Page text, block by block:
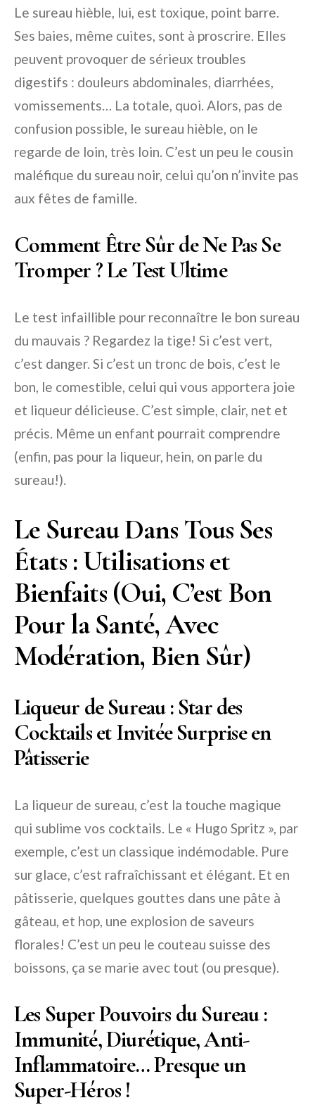
Le sureau hièble, lui, est toxique, point barre.
Ses baies, même cuites, sont à proscrire. Elles
peuvent provoquer de sérieux troubles
digestifs : douleurs abdominales, diarrhées,
vomissements… La totale, quoi. Alors, pas de
confusion possible, le sureau hièble, on le
regarde de loin, très loin. C’est un peu le cousin
maléfique du sureau noir, celui qu’on n’invite pas
aux fêtes de famille.
Comment Être Sûr de Ne Pas Se
Tromper ? Le Test Ultime
Le test infaillible pour reconnaître le bon sureau
du mauvais ? Regardez la tige! Si c’est vert,
c’est danger. Si c’est un tronc de bois, c’est le
bon, le comestible, celui qui vous apportera joie
et liqueur délicieuse. C’est simple, clair, net et
précis. Même un enfant pourrait comprendre
(enfin, pas pour la liqueur, hein, on parle du
sureau!).
Le Sureau Dans Tous Ses
États : Utilisations et
Bienfaits (Oui, C’est Bon
Pour la Santé, Avec
Modération, Bien Sûr)
Liqueur de Sureau : Star des
Cocktails et Invitée Surprise en
Pâtisserie
La liqueur de sureau, c’est la touche magique
qui sublime vos cocktails. Le « Hugo Spritz », par
exemple, c’est un classique indémodable. Pure
sur glace, c’est rafraîchissant et élégant. Et en
pâtisserie, quelques gouttes dans une pâte à
gâteau, et hop, une explosion de saveurs
florales! C’est un peu le couteau suisse des
boissons, ça se marie avec tout (ou presque).
Les Super Pouvoirs du Sureau :
Immunité, Diurétique, Anti-
Inflammatoire… Presque un
Super-Héros !